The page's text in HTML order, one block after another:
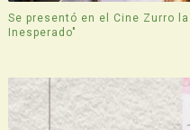
Se presentó en el Cine Zurro
Inesperado"